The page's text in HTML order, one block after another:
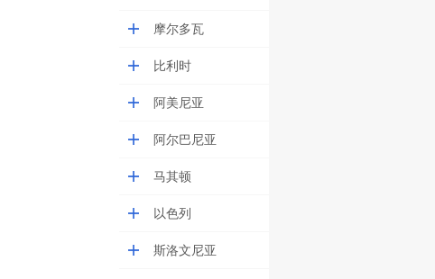
摩尔多瓦
比利时
阿美尼亚
阿尔巴尼亚
马其顿
以色列
斯洛文尼亚